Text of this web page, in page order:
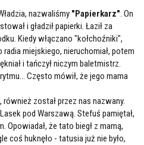
nazwaliśmy "Papierkarz". On
i gładził papierki. Łaził za
Kiedy włączano "kołchoźniki",
miejskiego, nieruchomiał, potem
i tańczył niczym baletmistrz.
Często mówił, że jego mama
, również został przez nas nazwany.
pod Warszawą. Stefuś pamiętał,
Opowiadał, że tato biegł z mamą,
coś huknęło - tatusia już nie było,